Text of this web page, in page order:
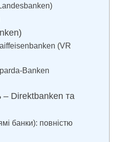
(VR
Banken
– Direktbanken та
банки): повністю